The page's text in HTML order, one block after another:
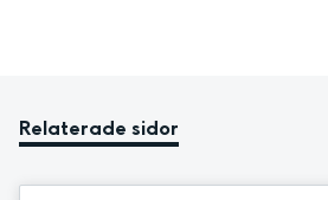
Relaterade sidor